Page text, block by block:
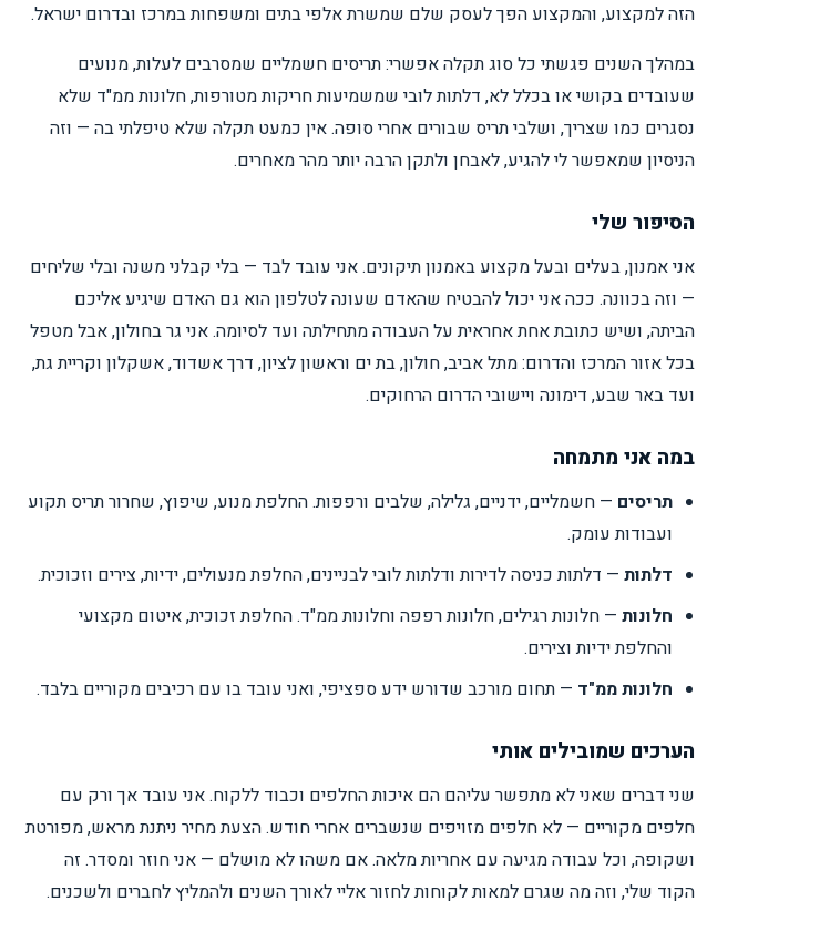
הזה למקצוע, והמקצוע הפך לעסק שלם שמשרת אלפי בתים ומשפחות במרכז ובדרום ישראל.
במהלך השנים פגשתי כל סוג תקלה אפשרי: תריסים חשמליים שמסרבים לעלות, מנועים
שעובדים בקושי או בכלל לא, דלתות לובי שמשמיעות חריקות מטורפות, חלונות ממ"ד שלא
נסגרים כמו שצריך, ושלבי תריס שבורים אחרי סופה. אין כמעט תקלה שלא טיפלתי בה — וזה
הניסיון שמאפשר לי להגיע, לאבחן ולתקן הרבה יותר מהר מאחרים.
הסיפור שלי
אני אמנון, בעלים ובעל מקצוע באמנון תיקונים. אני עובד לבד — בלי קבלני משנה ובלי שליחים
— וזה בכוונה. ככה אני יכול להבטיח שהאדם שעונה לטלפון הוא גם האדם שיגיע אליכם
הביתה, ושיש כתובת אחת אחראית על העבודה מתחילתה ועד לסיומה. אני גר בחולון, אבל מטפל
בכל אזור המרכז והדרום: מתל אביב, חולון, בת ים וראשון לציון, דרך אשדוד, אשקלון וקריית גת,
ועד באר שבע, דימונה ויישובי הדרום הרחוקים.
במה אני מתמחה
תריסים — חשמליים, ידניים, גלילה, שלבים ורפפות. החלפת מנוע, שיפוץ, שחרור תריס תקוע
ועבודות עומק.
דלתות — דלתות כניסה לדירות ודלתות לובי לבניינים, החלפת מנעולים, ידיות, צירים וזכוכית.
חלונות — חלונות רגילים, חלונות רפפה וחלונות ממ"ד. החלפת זכוכית, איטום מקצועי
והחלפת ידיות וצירים.
חלונות ממ"ד — תחום מורכב שדורש ידע ספציפי, ואני עובד בו עם רכיבים מקוריים בלבד.
הערכים שמובילים אותי
שני דברים שאני לא מתפשר עליהם הם איכות החלפים וכבוד ללקוח. אני עובד אך ורק עם
חלפים מקוריים — לא חלפים מזויפים שנשברים אחרי חודש. הצעת מחיר ניתנת מראש, מפורטת
ושקופה, וכל עבודה מגיעה עם אחריות מלאה. אם משהו לא מושלם — אני חוזר ומסדר. זה
הקוד שלי, וזה מה שגרם למאות לקוחות לחזור אליי לאורך השנים ולהמליץ לחברים ולשכנים.